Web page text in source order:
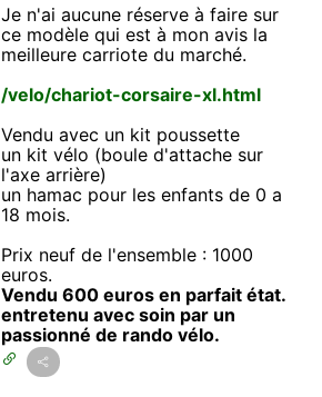
Je n'ai aucune réserve à faire sur
ce modèle qui est à mon avis la
meilleure carriote du marché.
/velo/chariot-corsaire-xl.html
Vendu avec un kit poussette
un kit vélo (boule d'attache sur
l'axe arrière)
un hamac pour les enfants de 0 a
18 mois.
Prix neuf de l'ensemble : 1000
euros.
Vendu 600 euros en parfait état.
entretenu avec soin par un
passionné de rando vélo.